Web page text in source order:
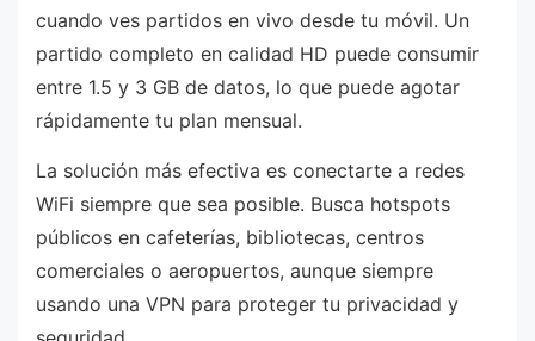
cuando ves partidos en vivo desde tu móvil. Un
partido completo en calidad HD puede consumir
entre 1.5 y 3 GB de datos, lo que puede agotar
rápidamente tu plan mensual.
La solución más efectiva es conectarte a redes
WiFi siempre que sea posible. Busca hotspots
públicos en cafeterías, bibliotecas, centros
comerciales o aeropuertos, aunque siempre
usando una VPN para proteger tu privacidad y